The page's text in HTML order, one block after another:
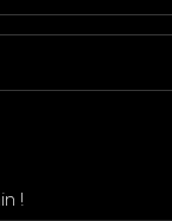
Takımı Çift
!